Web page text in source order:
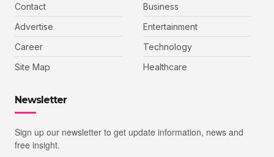
Contact
Advertise
Career
Site Map
Business
Entertainment
Technology
Healthcare
Newsletter
Sign up our newsletter to get update information, news and
free insight.